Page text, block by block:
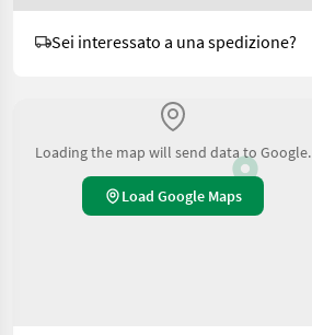
Sei interessato a una spedizione?
Loading the map will send data to Google.
Load Google Maps